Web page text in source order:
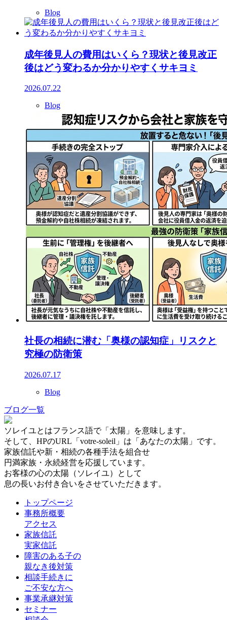
Blog
成年後見人の費用はいくら？現状と後見改正
後はどう変わるか分かりやすくサキヨミ
2026.07.22
Blog
社長の相続に潜む「奥様の認知症」リスクと
究極の防衛策
2026.07.17
Blog
ブログ一覧
ソレイユとはフランス語で「太陽」を意味します。
そして、HPのURL「votre-soleil」は「あなたの太陽」です。
家族信託や新・相続の各種手法を組合せ
円満家族・永続経営を応援しています。
お客様の心の太陽（ソレイユ）として
息の長いお付き合いをさせていただきます。
トップページ
事務所概要
アクセス
家族信託
実家信託
障害のある子の
親なき後対策
相談手続きに
ご不安な方へ
事業承継対策
セミナー